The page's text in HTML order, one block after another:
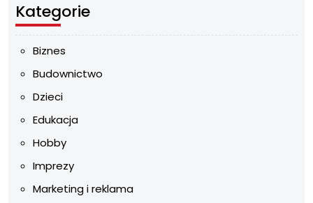
Kategorie
Biznes
Budownictwo
Dzieci
Edukacja
Hobby
Imprezy
Marketing i reklama